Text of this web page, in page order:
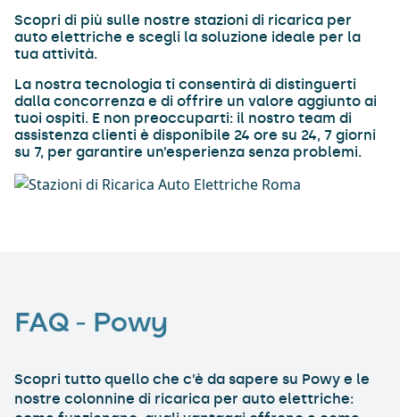
Scopri di più sulle nostre stazioni di ricarica per
auto elettriche e scegli la soluzione ideale per la
tua attività.
La nostra tecnologia ti consentirà di distinguerti
dalla concorrenza e di offrire un valore aggiunto ai
tuoi ospiti. E non preoccuparti: il nostro team di
assistenza clienti è disponibile 24 ore su 24, 7 giorni
su 7, per garantire un’esperienza senza problemi.
FAQ – Powy
Scopri tutto quello che c’è da sapere su Powy e le
nostre colonnine di ricarica per auto elettriche: